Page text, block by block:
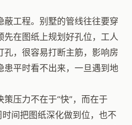
蔽工程。别墅的管线往往要穿
先在图纸上规划好孔位，工人
孔，很容易打断主筋，影响房
患平时看不出来，一旦遇到地
压力不在于“快”，而在于
时间把图纸深化做到位，也不